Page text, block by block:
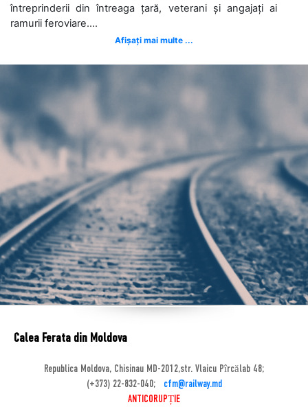
întreprinderii din întreaga țară, veterani și angajați ai
ramurii feroviare....
Afișați mai multe ...
Calea Ferata din Moldova
Republica Moldova, Chisinau MD-2012,str. Vlaicu Pîrcălab 48;
(+373) 22-832-040;
cfm@railway.md
ANTICORUPȚIE